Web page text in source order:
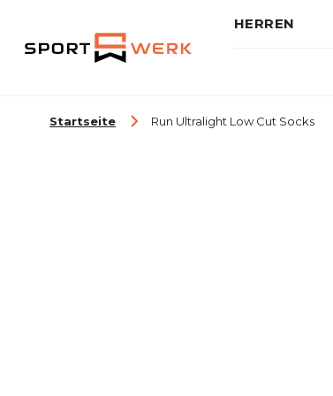
HERREN
Startseite Run Ultralight Low Cut Socks